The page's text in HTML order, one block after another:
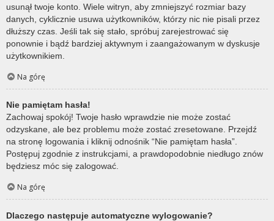
usunął twoje konto. Wiele witryn, aby zmniejszyć rozmiar bazy
danych, cyklicznie usuwa użytkowników, którzy nic nie pisali przez
dłuższy czas. Jeśli tak się stało, spróbuj zarejestrować się
ponownie i bądź bardziej aktywnym i zaangażowanym w dyskusje
użytkownikiem.
Na górę
Nie pamiętam hasła!
Zachowaj spokój! Twoje hasło wprawdzie nie może zostać
odzyskane, ale bez problemu może zostać zresetowane. Przejdź
na stronę logowania i kliknij odnośnik “Nie pamiętam hasła”.
Postępuj zgodnie z instrukcjami, a prawdopodobnie niedługo znów
będziesz móc się zalogować.
Na górę
Dlaczego następuje automatyczne wylogowanie?